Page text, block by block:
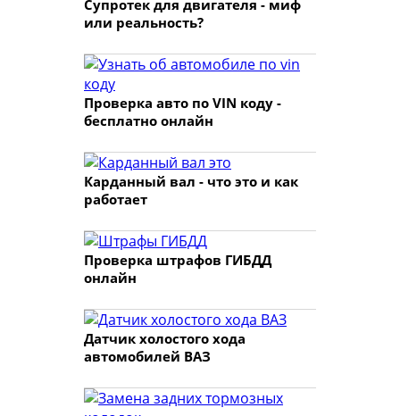
Супротек для двигателя - миф
или реальность?
Проверка авто по VIN коду -
бесплатно онлайн
Карданный вал - что это и как
работает
Проверка штрафов ГИБДД
онлайн
Датчик холостого хода
автомобилей ВАЗ